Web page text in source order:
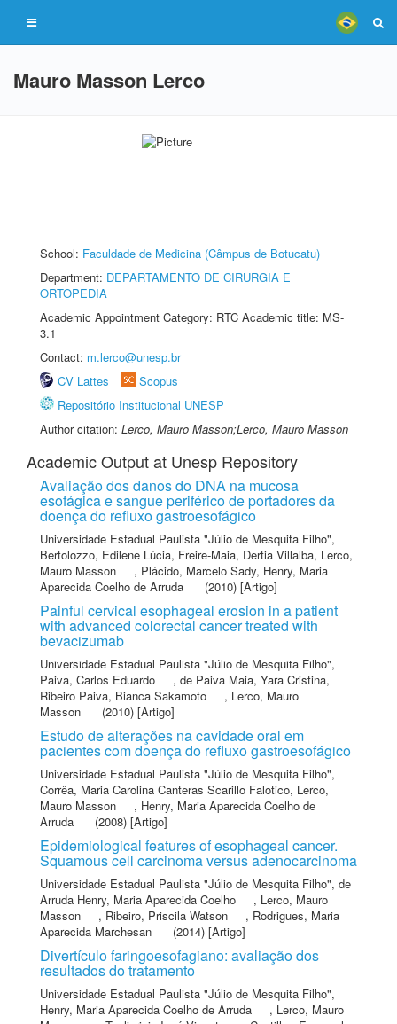
Mauro Masson Lerco
School: Faculdade de Medicina (Câmpus de Botucatu)
Department: DEPARTAMENTO DE CIRURGIA E
ORTOPEDIA
Academic Appointment Category: RTC Academic title: MS-
3.1
Contact: m.lerco@unesp.br
CV Lattes
Scopus
Repositório Institucional UNESP
Author citation: Lerco, Mauro Masson;Lerco, Mauro Masson
Academic Output at Unesp Repository
Avaliação dos danos do DNA na mucosa
esofágica e sangue periférico de portadores da
doença do refluxo gastroesofágico
Universidade Estadual Paulista "Júlio de Mesquita Filho",
Bertolozzo, Edilene Lúcia, Freire-Maia, Dertia Villalba, Lerco,
Mauro Masson
, Plácido, Marcelo Sady, Henry, Maria
Aparecida Coelho de Arruda
(2010) [Artigo]
Painful cervical esophageal erosion in a patient
with advanced colorectal cancer treated with
bevacizumab
Universidade Estadual Paulista "Júlio de Mesquita Filho",
Paiva, Carlos Eduardo
, de Paiva Maia, Yara Cristina,
Ribeiro Paiva, Bianca Sakamoto
, Lerco, Mauro
Masson
(2010) [Artigo]
Estudo de alterações na cavidade oral em
pacientes com doença do refluxo gastroesofágico
Universidade Estadual Paulista "Júlio de Mesquita Filho",
Corrêa, Maria Carolina Canteras Scarillo Falotico, Lerco,
Mauro Masson
, Henry, Maria Aparecida Coelho de
Arruda
(2008) [Artigo]
Epidemiological features of esophageal cancer.
Squamous cell carcinoma versus adenocarcinoma
Universidade Estadual Paulista "Júlio de Mesquita Filho", de
Arruda Henry, Maria Aparecida Coelho
, Lerco, Mauro
Masson
, Ribeiro, Priscila Watson , Rodrigues, Maria
Aparecida Marchesan
(2014) [Artigo]
Divertículo faringoesofagiano: avaliação dos
resultados do tratamento
Universidade Estadual Paulista "Júlio de Mesquita Filho",
Henry, Maria Aparecida Coelho de Arruda
, Lerco, Mauro